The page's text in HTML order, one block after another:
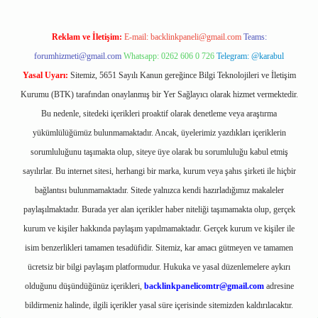
Reklam ve İletişim: E-mail: backlinkpaneli@gmail.com Teams:
forumhizmeti@gmail.com Whatsapp: 0262 606 0 726 Telegram: @karabul
Yasal Uyarı: Sitemiz, 5651 Sayılı Kanun gereğince Bilgi Teknolojileri ve İletişim
Kurumu (BTK) tarafından onaylanmış bir Yer Sağlayıcı olarak hizmet vermektedir.
Bu nedenle, sitedeki içerikleri proaktif olarak denetleme veya araştırma
yükümlülüğümüz bulunmamaktadır. Ancak, üyelerimiz yazdıkları içeriklerin
sorumluluğunu taşımakta olup, siteye üye olarak bu sorumluluğu kabul etmiş
sayılırlar. Bu internet sitesi, herhangi bir marka, kurum veya şahıs şirketi ile hiçbir
bağlantısı bulunmamaktadır. Sitede yalnızca kendi hazırladığımız makaleler
paylaşılmaktadır. Burada yer alan içerikler haber niteliği taşımamakta olup, gerçek
kurum ve kişiler hakkında paylaşım yapılmamaktadır. Gerçek kurum ve kişiler ile
isim benzerlikleri tamamen tesadüfidir. Sitemiz, kar amacı gütmeyen ve tamamen
ücretsiz bir bilgi paylaşım platformudur. Hukuka ve yasal düzenlemelere aykırı
olduğunu düşündüğünüz içerikleri, backlinkpanelicomtr@gmail.comadresine
bildirmeniz halinde, ilgili içerikler yasal süre içerisinde sitemizden kaldırılacaktır.